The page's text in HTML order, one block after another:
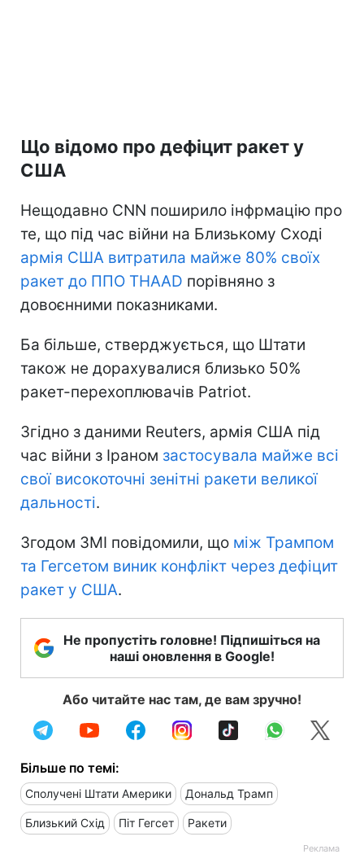
Що відомо про дефіцит ракет у
США
Нещодавно CNN поширило інфрмацію про
те, що під час війни на Близькому Сході
армія США витратила майже 80% своїх
ракет до ППО THAAD порівняно з
довоєнними показниками.
Ба більше, стверджується, що Штати
також не дорахувалися близько 50%
ракет-перехоплювачів Patriot.
Згідно з даними Reuters, армія США під
час війни з Іраном застосувала майже всі
свої високоточні зенітні ракети великої
дальності.
Згодом ЗМІ повідомили, що між Трампом
та Гегсетом виник конфлікт через дефіцит
ракет у США.
Не пропустіть головне! Підпишіться на
наші оновлення в Google!
Або читайте нас там, де вам зручно!
Більше по темі:
Сполучені Штати Америки Дональд Трамп
Близький Схід Піт Гегсет Ракети